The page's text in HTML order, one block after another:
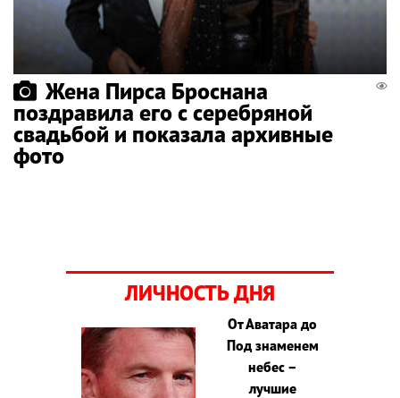
Жена Пирса Броснана
поздравила его с серебряной
свадьбой и показала архивные
фото
ЛИЧНОСТЬ ДНЯ
От Аватара до
Под знаменем
небес –
лучшие